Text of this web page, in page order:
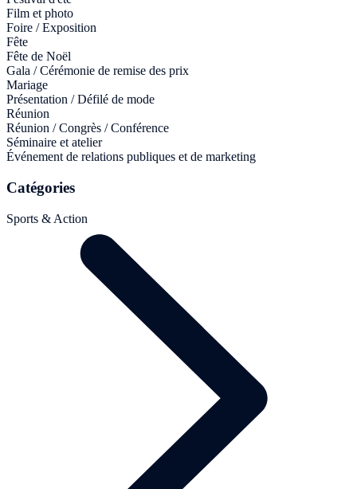
Film et photo
Foire / Exposition
Fête
Fête de Noël
Gala / Cérémonie de remise des prix
Mariage
Présentation / Défilé de mode
Réunion
Réunion / Congrès / Conférence
Séminaire et atelier
Événement de relations publiques et de marketing
Catégories
Sports & Action